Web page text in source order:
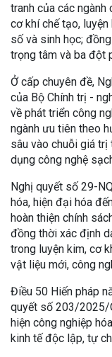
tranh của các
cơ khí chế tạo,
số và sinh học;
trọng tâm và ba đột
Ở cấp chuyên đề,
của Bộ Chính trị -
về phát triển công
ngành ưu tiên theo
sâu vào chuỗi giá
dụng công nghệ
Nghị quyết số 29-
hóa, hiện đại hóa
hoàn thiện chính
đồng thời xác định
trong luyện kim, cơ
vật liệu mới, công
Điều 50 Hiến pháp
quyết số 203/2025/
hiện công nghiệp
kinh tế độc lập, tự